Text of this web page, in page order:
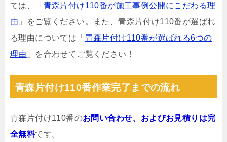
ては、「 青森片付け110番が施工事例公開にこだわる理
由 」をご覧ください。また、青森片付け110番が選ばれ
る理由については「 青森片付け110番が選ばれる6つの
理由 」を合わせてご覧ください！
青森片付け110番作業完了までの流れ
青森片付け110番のお問い合わせ、およびお見積りは完
全無料です。